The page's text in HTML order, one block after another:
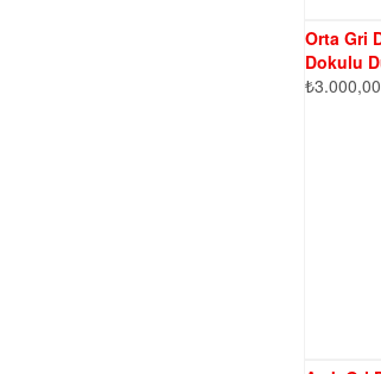
Orta Gri
Dokulu
₺3.000,00